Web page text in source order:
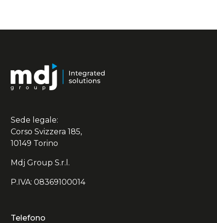
Sede legale:
Corso Svizzera 185,
10149 Torino
Mdj Group S.r.l.
P.IVA: 08369100014
Telefono